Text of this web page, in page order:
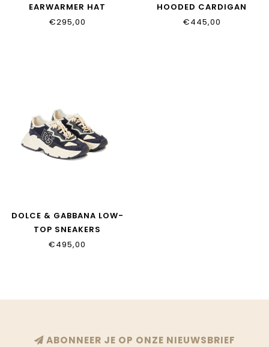
EARWARMER HAT
LB5H83_FUP7V_M2826
€295,00
HOODED CARDIGAN
L4JWNX_G7P8E_B6712
€445,00
DOLCE & GABBANA LOW-
TOP SNEAKERS
DA5119_AQ040_89923
€495,00
ABONNEER JE OP ONZE NIEUWSBRIEF